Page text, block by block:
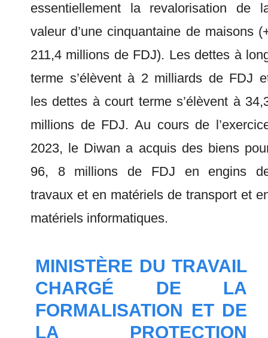
essentiellement la revalorisation de
valeur d’une cinquantaine de maisons
211,4 millions de FDJ). Les dettes à
terme s’élèvent à 2 milliards de FDJ
les dettes à court terme s’élèvent à
millions de FDJ. Au cours de
2023, le Diwan a acquis des biens
96, 8 millions de FDJ en engins
travaux et en matériels de transport et
matériels informatiques.
MINISTÈRE DU TRAVAIL
CHARGÉ DE LA
FORMALISATION ET DE
LA PROTECTION